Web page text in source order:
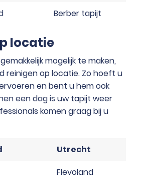
Berber tapijt
locatie
mogelijk te maken,
reinigen op locatie. Zo hoeft u
en bent u hem ook
een dag is uw tapijt weer
komen graag bij u
Utrecht
Flevoland